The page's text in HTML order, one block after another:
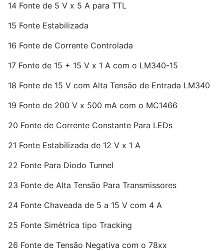
14 Fonte de 5 V x 5 A para TTL
15 Fonte Estabilizada
16 Fonte de Corrente Controlada
17 Fonte de 15 + 15 V x 1 A com o LM340-15
18 Fonte de 15 V com Alta Tensão de Entrada LM340
19 Fonte de 200 V x 500 mA com o MC1466
20 Fonte de Corrente Constante Para LEDs
21 Fonte Estabilizada de 12 V x 1 A
22 Fonte Para Diodo Tunnel
23 Fonte de Alta Tensão Para Transmissores
24 Fonte Chaveada de 5 a 15 V com 4 A
25 Fonte Simétrica tipo Tracking
26 Fonte de Tensão Negativa com o 78xx